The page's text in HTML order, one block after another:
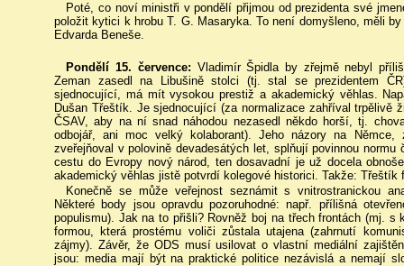
Poté, co noví ministři v pondělí přijmou od prezidenta své
položit kytici k hrobu T. G. Masaryka. To není domyšleno, měli
Edvarda Beneše.
Pondělí 15. července: Vladimír Špidla by zřejmě nebyl
Zeman zasedl na Libušině stolci (tj. stal se prezidentem
sjednocující, má mít vysokou prestiž a akademický věhlas.
Dušan Třeštík. Je sjednocující (za normalizace zahříval trpělivě
ČSAV, aby na ní snad náhodou nezasedl někdo horší, tj.
odbojář, ani moc velký kolaborant). Jeho názory na
zveřejňoval v polovině devadesátých let, splňují povinnou
cestu do Evropy nový národ, ten dosavadní je už docela
akademický věhlas jistě potvrdí kolegové historici. Takže: Třeštík
Konečně se může veřejnost seznámit s vnitrostranickou
Některé body jsou opravdu pozoruhodné: např. přílišná
populismu). Jak na to přišli? Rovněž boj na třech frontách (mj. s
formou, která prostému voliči zůstala utajena (zahrnutí
zájmy). Závěr, že ODS musí usilovat o vlastní mediální
jsou: media mají být na praktické politice nezávislá a nemají